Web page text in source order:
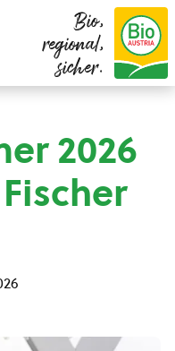
Bio,
regional,
sicher.
2026